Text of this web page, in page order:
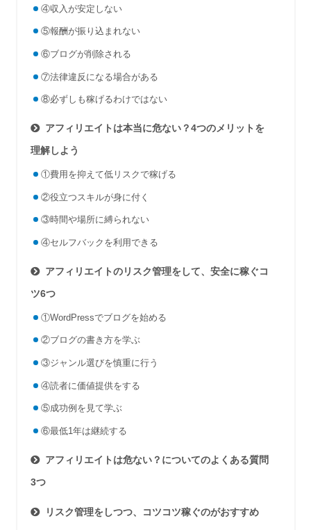
④収入が安定しない
⑤報酬が振り込まれない
⑥ブログが削除される
⑦法律違反になる場合がある
⑧必ずしも稼げるわけではない
アフィリエイトは本当に危ない？4つのメリットを
理解しよう
①費用を抑えて低リスクで稼げる
②役立つスキルが身に付く
③時間や場所に縛られない
④セルフバックを利用できる
アフィリエイトのリスク管理をして、安全に稼ぐコ
ツ6つ
①WordPressでブログを始める
②ブログの書き方を学ぶ
③ジャンル選びを慎重に行う
④読者に価値提供をする
⑤成功例を見て学ぶ
⑥最低1年は継続する
アフィリエイトは危ない？についてのよくある質問
3つ
リスク管理をしつつ、コツコツ稼ぐのがおすすめ